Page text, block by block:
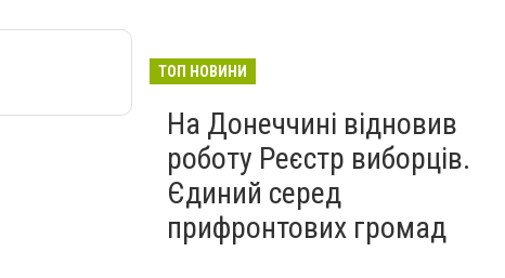
Бєдняков зіграє тата
новому українському
фільмі, - ФОТО
Вчора
ТОП НОВИНИ
На Донеччині відновив
роботу Реєстр виборців.
Єдиний серед
прифронтових громад